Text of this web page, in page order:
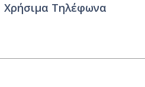
Χρήσιμα Τηλέφωνα